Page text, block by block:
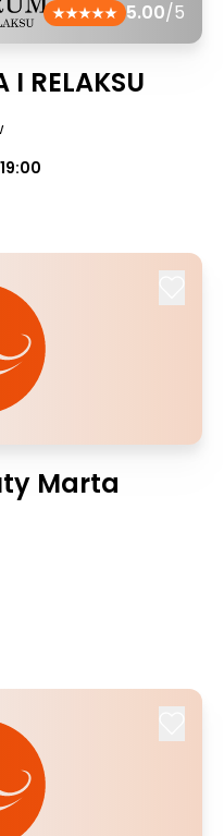
5.00/5
I RELAKSU
Marta